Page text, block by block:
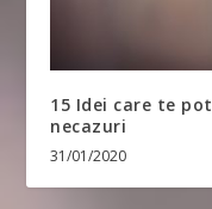
15 Idei care te
necazuri
31/01/2020